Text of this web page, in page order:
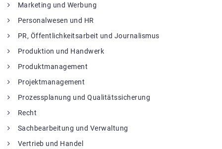
Marketing und Werbung
Personalwesen und HR
PR, Öffentlichkeitsarbeit und Journalismus
Produktion und Handwerk
Produktmanagement
Projektmanagement
Prozessplanung und Qualitätssicherung
Recht
Sachbearbeitung und Verwaltung
Vertrieb und Handel